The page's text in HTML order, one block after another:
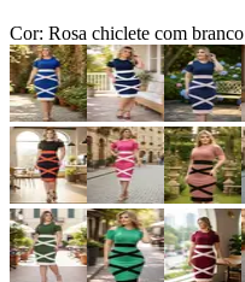
Cor: Rosa chiclete com branco